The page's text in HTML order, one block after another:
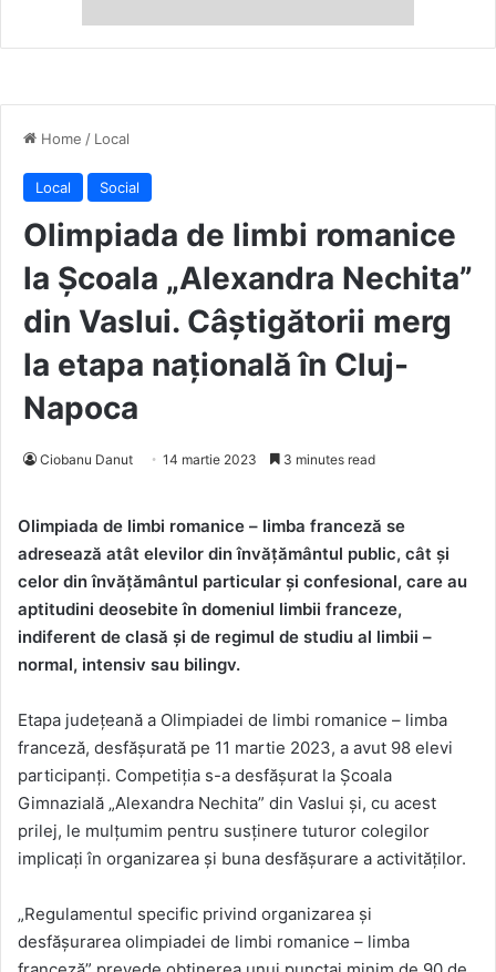
Home / Local
Local Social
Olimpiada de limbi romanice
la Școala „Alexandra Nechita”
din Vaslui. Câștigătorii merg
la etapa națională în Cluj-
Napoca
Ciobanu Danut 14 martie 2023 3 minutes read
Olimpiada de limbi romanice – limba franceză se
adresează atât elevilor din învățământul public, cât și
celor din învățământul particular și confesional, care au
aptitudini deosebite în domeniul limbii franceze,
indiferent de clasă și de regimul de studiu al limbii –
normal, intensiv sau bilingv.
Etapa județeană a Olimpiadei de limbi romanice – limba
franceză, desfășurată pe 11 martie 2023, a avut 98 elevi
participanți. Competiția s-a desfășurat la Școala
Gimnazială „Alexandra Nechita” din Vaslui și, cu acest
prilej, le mulțumim pentru susținere tuturor colegilor
implicați în organizarea și buna desfășurare a activităților.
„Regulamentul specific privind organizarea și
desfășurarea olimpiadei de limbi romanice – limba